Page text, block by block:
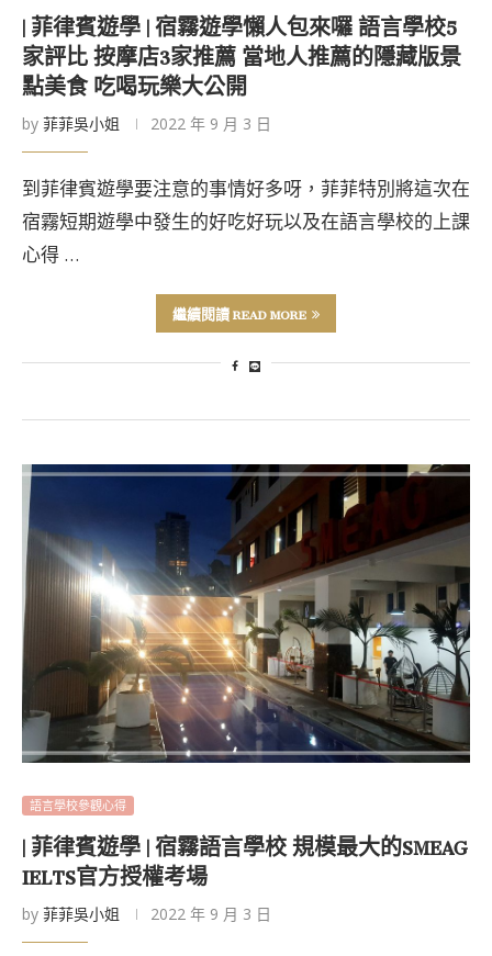
| 菲律賓遊學 | 宿霧遊學懶人包來囉 語言學校5
家評比 按摩店3家推薦 當地人推薦的隱藏版景
點美食 吃喝玩樂大公開
by 菲菲吳小姐 2022 年 9 月 3 日
到菲律賓遊學要注意的事情好多呀，菲菲特別將這次在
宿霧短期遊學中發生的好吃好玩以及在語言學校的上課
心得 …
繼續閱讀 READ MORE
語言學校參觀心得
| 菲律賓遊學 | 宿霧語言學校 規模最大的SMEAG
IELTS官方授權考場
by 菲菲吳小姐 2022 年 9 月 3 日